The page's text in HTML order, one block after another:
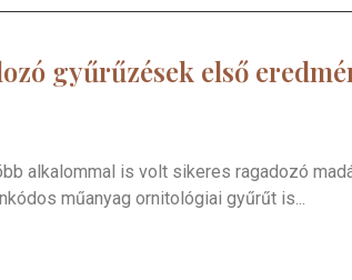
gyűrűzések első
alkalommal is volt sikeres ragadozó
műanyag ornitológiai gyűrűt is